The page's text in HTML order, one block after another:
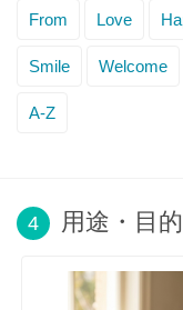
From Love
Smile Welcome
A-Z
4 用途・目